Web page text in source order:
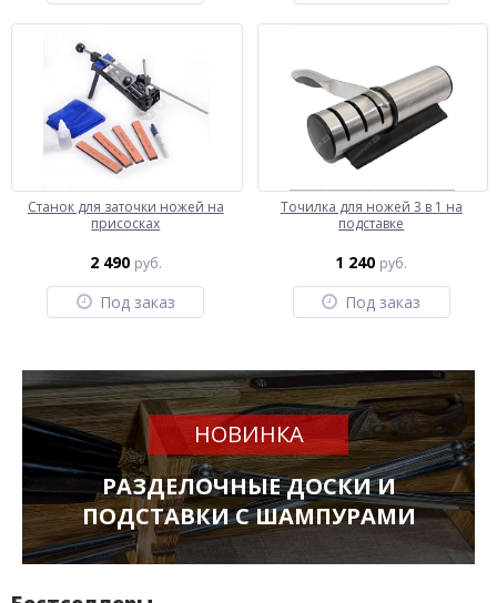
Станок для заточки ножей на
присосках
2 490 руб.
Под заказ
Точилка для ножей 3 в 1 на
подставке
1 240 руб.
Под заказ
НОВИНКА
РАЗДЕЛОЧНЫЕ ДОСКИ И
ПОДСТАВКИ С ШАМПУРАМИ